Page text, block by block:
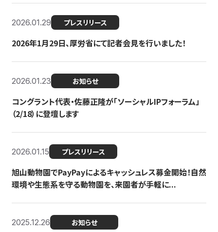
2026.01.29 プレスリリース
2026年1月29日、厚労省にて記者会見を行いました！
2026.01.23 お知らせ
コングラント代表・佐藤正隆が「ソーシャルIPフォーラム」
（2/18）に登壇します
2026.01.15 プレスリリース
旭山動物園でPayPayによるキャッシュレス募金開始！自然
環境や生態系を守る動物園を、来園者が手軽に...
2025.12.26 お知らせ